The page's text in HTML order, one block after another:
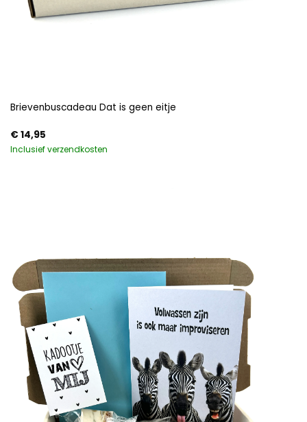
Brievenbuscadeau Dat is geen eitje
€14,95
Inclusief verzendkosten